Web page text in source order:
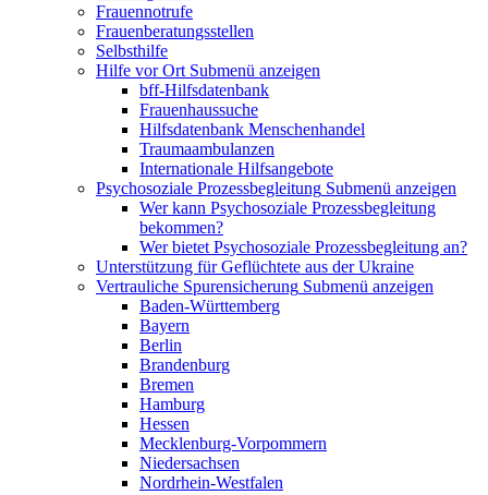
Frauennotrufe
Frauenberatungsstellen
Selbsthilfe
Hilfe vor Ort Submenü anzeigen
bff-Hilfsdatenbank
Frauenhaussuche
Hilfsdatenbank Menschenhandel
Traumaambulanzen
Internationale Hilfsangebote
Psychosoziale Prozessbegleitung Submenü anzeigen
Wer kann Psychosoziale Prozessbegleitung
bekommen?
Wer bietet Psychosoziale Prozessbegleitung an?
Unterstützung für Geflüchtete aus der Ukraine
Vertrauliche Spurensicherung Submenü anzeigen
Baden-Württemberg
Bayern
Berlin
Brandenburg
Bremen
Hamburg
Hessen
Mecklenburg-Vorpommern
Niedersachsen
Nordrhein-Westfalen